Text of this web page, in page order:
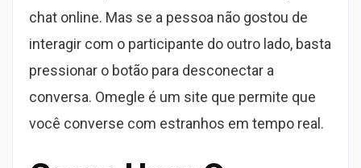
chat online. Mas se a pessoa não gostou de
interagir com o participante do outro lado, basta
pressionar o botão para desconectar a
conversa. Omegle é um site que permite que
você converse com estranhos em tempo real.